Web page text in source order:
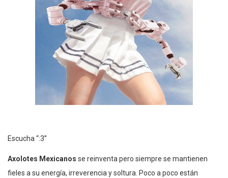
Escucha “:3”
Axolotes Mexicanos se reinventa pero siempre se mantienen
fieles a su energía, irreverencia y soltura. Poco a poco están